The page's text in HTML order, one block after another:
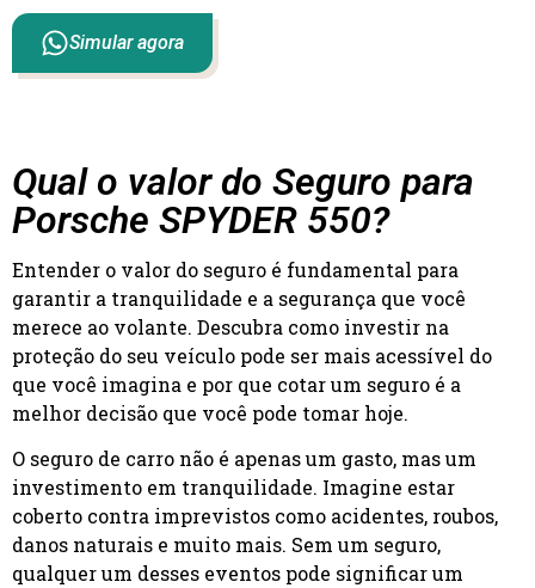
Simular agora
Qual o valor do Seguro para
Porsche SPYDER 550?
Entender o valor do seguro é fundamental para
garantir a tranquilidade e a segurança que você
merece ao volante. Descubra como investir na
proteção do seu veículo pode ser mais acessível do
que você imagina e por que cotar um seguro é a
melhor decisão que você pode tomar hoje.
O seguro de carro não é apenas um gasto, mas um
investimento em tranquilidade. Imagine estar
coberto contra imprevistos como acidentes, roubos,
danos naturais e muito mais. Sem um seguro,
qualquer um desses eventos pode significar um